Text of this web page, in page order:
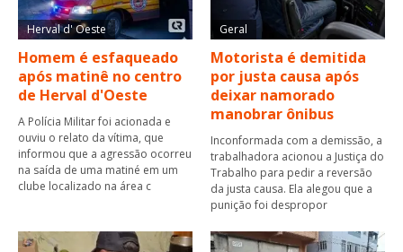
Herval d' Oeste
Homem é esfaqueado
após matinê no centro
de Herval d'Oeste
A Polícia Militar foi acionada e
ouviu o relato da vítima, que
informou que a agressão ocorreu
na saída de uma matiné em um
clube localizado na área c
Geral
Motorista é demitida
por justa causa após
deixar namorado
manobrar ônibus
Inconformada com a demissão, a
trabalhadora acionou a Justiça do
Trabalho para pedir a reversão
da justa causa. Ela alegou que a
punição foi despropor